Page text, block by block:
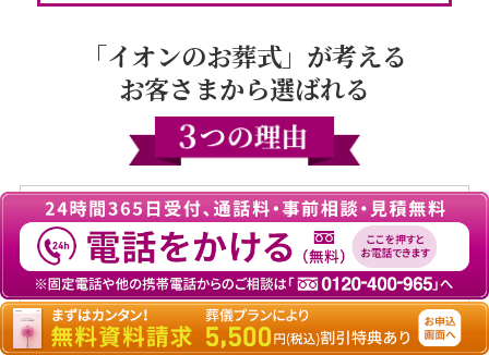
「イオンのお葬式」が考える
お客さまから選ばれる
高品質・安心価格の
セットプラン
企業理念である「お客さま第一」に徹し、ご要
望に応えるプランをイオン価格でご用意してお
ります